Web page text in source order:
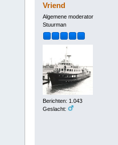
Vriend
Algemene moderator
Stuurman
Berichten: 1.043
Geslacht: